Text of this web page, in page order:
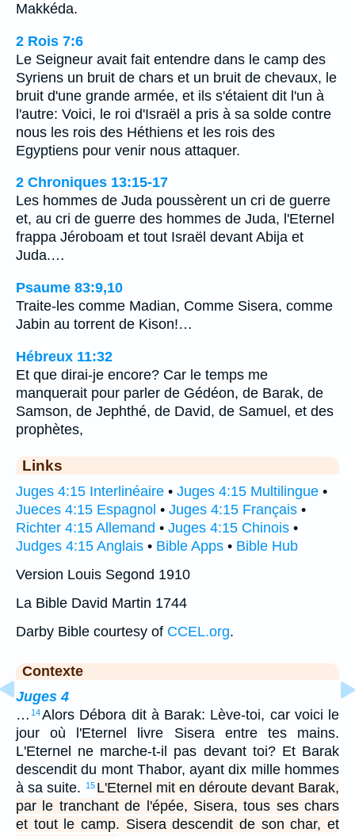
Makkéda.
2 Rois 7:6
Le Seigneur avait fait entendre dans le camp des
Syriens un bruit de chars et un bruit de chevaux, le
bruit d'une grande armée, et ils s'étaient dit l'un à
l'autre: Voici, le roi d'Israël a pris à sa solde contre
nous les rois des Héthiens et les rois des
Egyptiens pour venir nous attaquer.
2 Chroniques 13:15-17
Les hommes de Juda poussèrent un cri de guerre
et, au cri de guerre des hommes de Juda, l'Eternel
frappa Jéroboam et tout Israël devant Abija et
Juda.…
Psaume 83:9,10
Traite-les comme Madian, Comme Sisera, comme
Jabin au torrent de Kison!…
Hébreux 11:32
Et que dirai-je encore? Car le temps me
manquerait pour parler de Gédéon, de Barak, de
Samson, de Jephthé, de David, de Samuel, et des
prophètes,
Links
Juges 4:15 Interlinéaire • Juges 4:15 Multilingue •
Jueces 4:15 Espagnol • Juges 4:15 Français •
Richter 4:15 Allemand • Juges 4:15 Chinois •
Judges 4:15 Anglais • Bible Apps • Bible Hub
Version Louis Segond 1910
La Bible David Martin 1744
Darby Bible courtesy of CCEL.org.
Contexte
Juges 4
… 14Alors Débora dit à Barak: Lève-toi, car voici le
jour où l'Eternel livre Sisera entre tes mains.
L'Eternel ne marche-t-il pas devant toi? Et Barak
descendit du mont Thabor, ayant dix mille hommes
à sa suite.
15 L'Eternel mit en déroute devant Barak,
par le tranchant de l'épée, Sisera, tous ses chars
et tout le camp. Sisera descendit de son char, et